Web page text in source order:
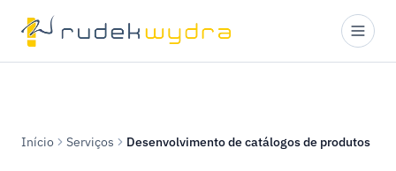
Início Serviços Desenvolvimento de catálogos de produtos